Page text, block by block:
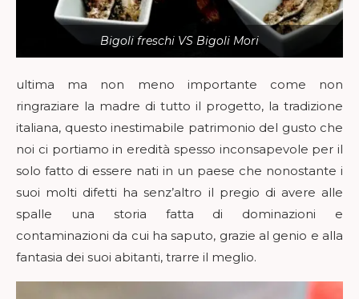
Bigoli freschi VS Bigoli Mori
ultima ma non meno importante come non
ringraziare la madre di tutto il progetto, la tradizione
italiana, questo inestimabile patrimonio del gusto che
noi ci portiamo in eredità spesso inconsapevole per il
solo fatto di essere nati in un paese che nonostante i
suoi molti difetti ha senz’altro il pregio di avere alle
spalle una storia fatta di dominazioni e
contaminazioni da cui ha saputo, grazie al genio e alla
fantasia dei suoi abitanti, trarre il meglio.